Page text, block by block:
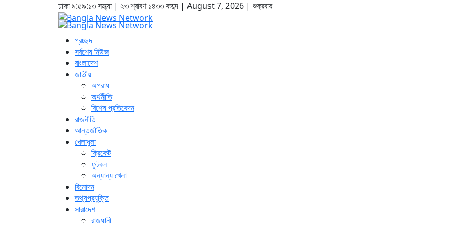
ঢাকা৯:৫৯:১৪ সন্ধ্যা | ২৩ শ্রাবণ ১৪৩৩ বঙ্গাব্দ | August 7, 2026 |শুক্রবার
প্রচ্ছদ
সর্বশেষ নিউজ
বাংলাদেশ
জাতীয়
অপরাধ
অর্থনীতি
বিশেষ প্রতিবেদন
রাজনীতি
আন্তর্জাতিক
খেলাধুলা
ক্রিকেট
ফুটবল
অন্যান্য খেলা
বিনোদন
তথ্যপ্রযুক্তি
সারাদেশ
রাজধানী